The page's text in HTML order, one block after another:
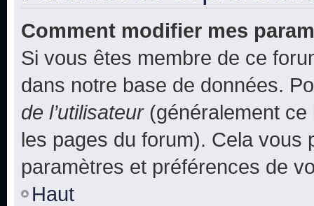
Comment modifier mes
Si vous êtes membre de ce
dans notre base de données.
de l’utilisateur(généralement ce
les pages du forum). Cela vous
paramètres et préférences de
Haut